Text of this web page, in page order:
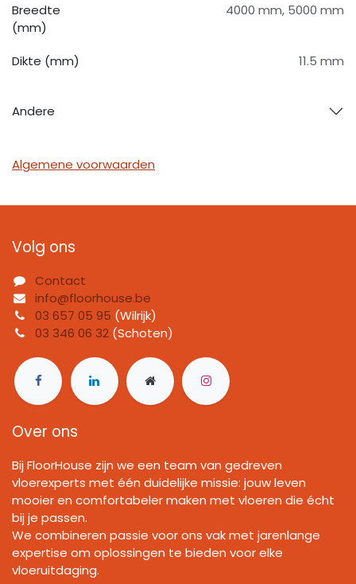
Breedte
(mm)
4000 mm, 5000 mm
Dikte (mm) 11.5 mm
Andere
Algemene voorwaarden
Volg ons
Contact
info@floorhouse.be
03 657 05 95 (Wilrijk)
03 346 06 32 (Schoten)
Over ons
Bij FloorHouse zijn we een team van gedreven
vloerexperts met één duidelijke missie: jouw leven
mooier en comfortabeler maken met vloeren die écht
bij je passen.
We combineren passie voor ons vak met jarenlange
expertise om oplossingen te bieden voor elke
vloeruitdaging.